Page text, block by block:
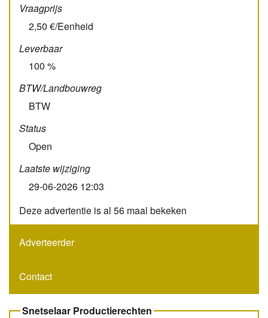
Vraagprijs
2,50 €/Eenheid
Leverbaar
100 %
BTW/­Landbouw­reg
BTW
Status
Open
Laatste wijziging
29-06-2026 12:03
Deze advertentie is al 56 maal bekeken
Adverteerder
Contact
Snetselaar Productierechten